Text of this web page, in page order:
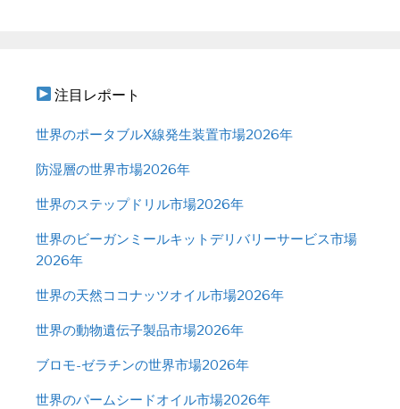
注目レポート
世界のポータブルX線発生装置市場2026年
防湿層の世界市場2026年
世界のステップドリル市場2026年
世界のビーガンミールキットデリバリーサービス市場
2026年
世界の天然ココナッツオイル市場2026年
世界の動物遺伝子製品市場2026年
ブロモ-ゼラチンの世界市場2026年
世界のパームシードオイル市場2026年